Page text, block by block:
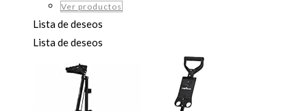
Ver productos
Lista de deseos
Lista de deseos